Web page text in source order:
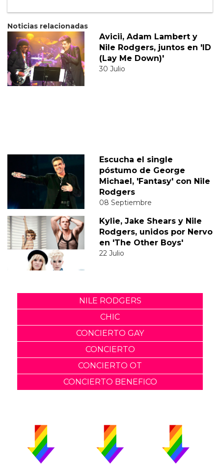
Noticias relacionadas
Avicii, Adam Lambert y
Nile Rodgers, juntos en 'ID
(Lay Me Down)'
30 Julio
Escucha el single
póstumo de George
Michael, 'Fantasy' con Nile
Rodgers
08 Septiembre
Kylie, Jake Shears y Nile
Rodgers, unidos por Nervo
en 'The Other Boys'
22 Julio
NILE RODGERS
CHIC
CONCIERTO GAY
CONCIERTO
CONCIERTO OT
CONCIERTO BENEFICO